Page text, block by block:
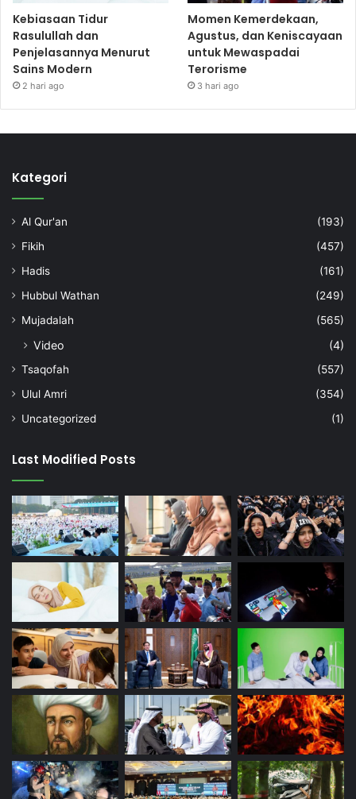
Kebiasaan Tidur
Rasulullah dan
Penjelasannya Menurut
Sains Modern
2 hari ago
Momen Kemerdekaan,
Agustus, dan Keniscayaan
untuk Mewaspadai
Terorisme
3 hari ago
Kategori
Al Qur'an
(193)
Fikih
(457)
Hadis
(161)
Hubbul Wathan
(249)
Mujadalah
(565)
Video (4)
Tsaqofah
(557)
Ulul Amri
(354)
Uncategorized
(1)
Last Modified Posts